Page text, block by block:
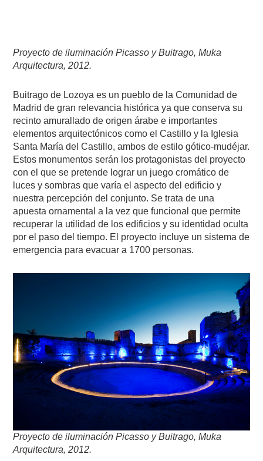
Proyecto de iluminación Picasso y Buitrago, Muka
Arquitectura, 2012.
Buitrago de Lozoya es un pueblo de la Comunidad de
Madrid de gran relevancia histórica ya que conserva su
recinto amurallado de origen árabe e importantes
elementos arquitectónicos como el Castillo y la Iglesia
Santa María del Castillo, ambos de estilo gótico-mudéjar.
Estos monumentos serán los protagonistas del proyecto
con el que se pretende lograr un juego cromático de
luces y sombras que varía el aspecto del edificio y
nuestra percepción del conjunto. Se trata de una
apuesta ornamental a la vez que funcional que permite
recuperar la utilidad de los edificios y su identidad oculta
por el paso del tiempo. El proyecto incluye un sistema de
emergencia para evacuar a 1700 personas.
Proyecto de iluminaciónPicasso y Buitrago, Muka
Arquitectura, 2012.